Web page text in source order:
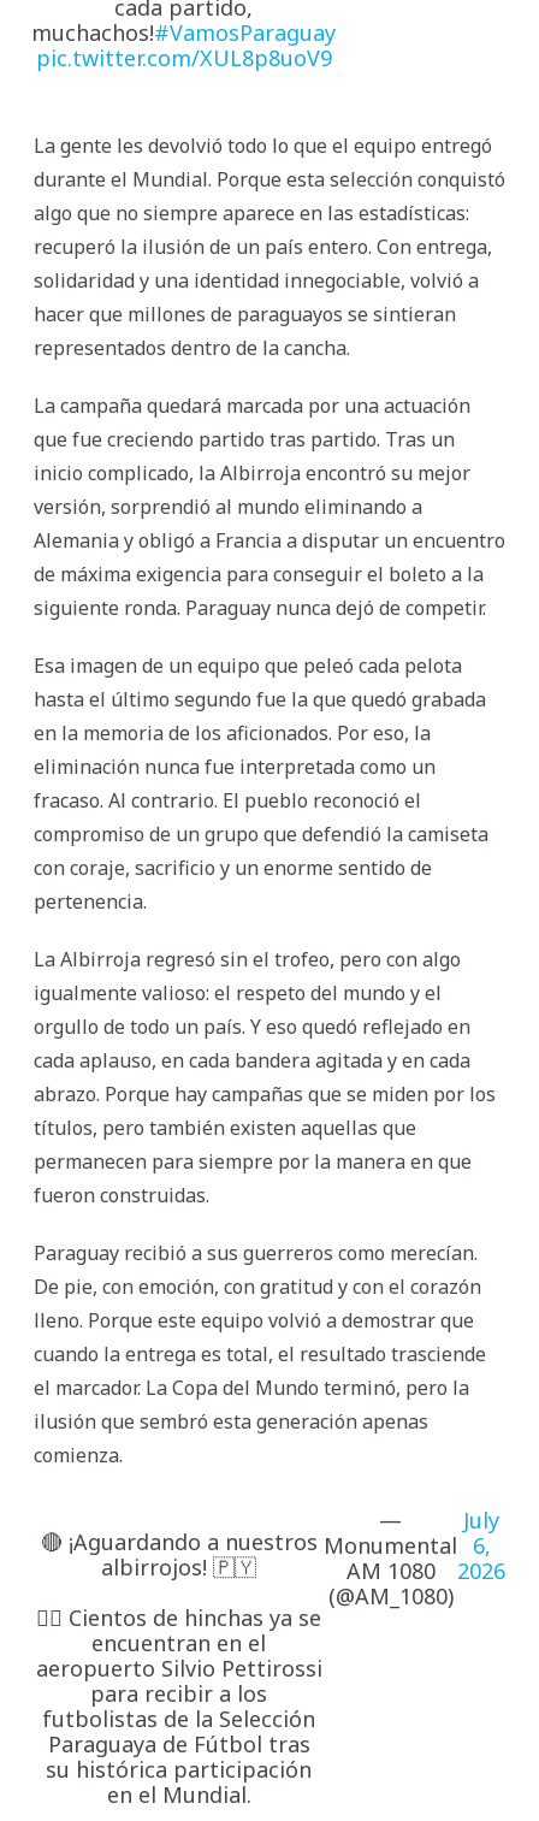
cada partido,
muchachos!#VamosParaguay
pic.twitter.com/XUL8p8uoV9
La gente les devolvió todo lo que el equipo entregó
durante el Mundial. Porque esta selección conquistó
algo que no siempre aparece en las estadísticas:
recuperó la ilusión de un país entero. Con entrega,
solidaridad y una identidad innegociable, volvió a
hacer que millones de paraguayos se sintieran
representados dentro de la cancha.
La campaña quedará marcada por una actuación
que fue creciendo partido tras partido. Tras un
inicio complicado, la Albirroja encontró su mejor
versión, sorprendió al mundo eliminando a
Alemania y obligó a Francia a disputar un encuentro
de máxima exigencia para conseguir el boleto a la
siguiente ronda. Paraguay nunca dejó de competir.
Esa imagen de un equipo que peleó cada pelota
hasta el último segundo fue la que quedó grabada
en la memoria de los aficionados. Por eso, la
eliminación nunca fue interpretada como un
fracaso. Al contrario. El pueblo reconoció el
compromiso de un grupo que defendió la camiseta
con coraje, sacrificio y un enorme sentido de
pertenencia.
La Albirroja regresó sin el trofeo, pero con algo
igualmente valioso: el respeto del mundo y el
orgullo de todo un país. Y eso quedó reflejado en
cada aplauso, en cada bandera agitada y en cada
abrazo. Porque hay campañas que se miden por los
títulos, pero también existen aquellas que
permanecen para siempre por la manera en que
fueron construidas.
Paraguay recibió a sus guerreros como merecían.
De pie, con emoción, con gratitud y con el corazón
lleno. Porque este equipo volvió a demostrar que
cuando la entrega es total, el resultado trasciende
el marcador. La Copa del Mundo terminó, pero la
ilusión que sembró esta generación apenas
comienza.
🔴 ¡Aguardando a nuestros
albirrojos! 🇵🇾
👉🏼 Cientos de hinchas ya se
encuentran en el
aeropuerto Silvio Pettirossi
para recibir a los
futbolistas de la Selección
Paraguaya de Fútbol tras
su histórica participación
en el Mundial.
—
Monumental
AM 1080
(@AM_1080)
July
6,
2026